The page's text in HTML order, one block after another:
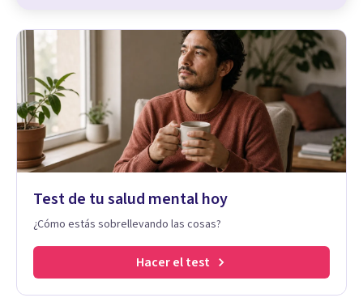
Test de tu salud mental hoy
¿Cómo estás sobrellevando las cosas?
Hacer el test